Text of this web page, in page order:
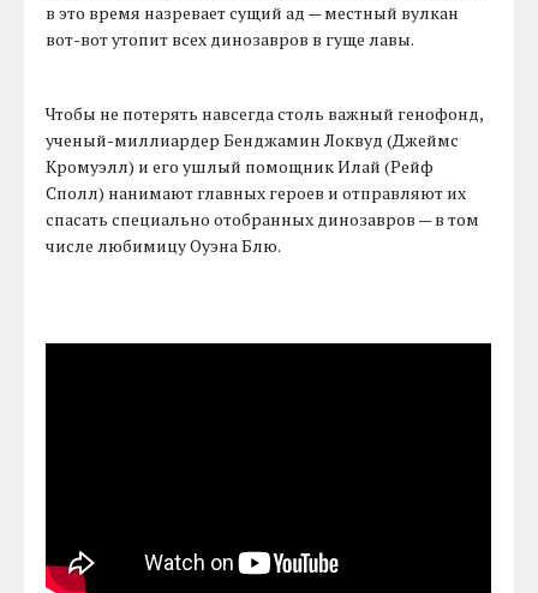
в это время назревает сущий ад — местный вулкан
вот-вот утопит всех динозавров в гуще лавы.
Чтобы не потерять навсегда столь важный генофонд,
ученый-миллиардер Бенджамин Локвуд (Джеймс
Кромуэлл) и его ушлый помощник Илай (Рейф
Сполл) нанимают главных героев и отправляют их
спасать специально отобранных динозавров — в том
числе любимицу Оуэна Блю.